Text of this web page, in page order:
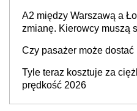
A2 między Warszawą a
zmianę. Kierowcy muszą
Czy pasażer może dostać
Tyle teraz kosztuje za
prędkość 2026